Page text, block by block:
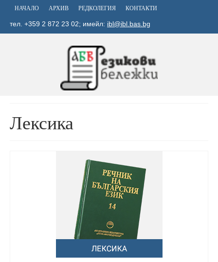
НАЧАЛО АРХИВ РЕДКОЛЕГИЯ КОНТАКТИ
тел. +359 2 872 23 02; имейл: ibl@ibl.bas.bg
Лексика